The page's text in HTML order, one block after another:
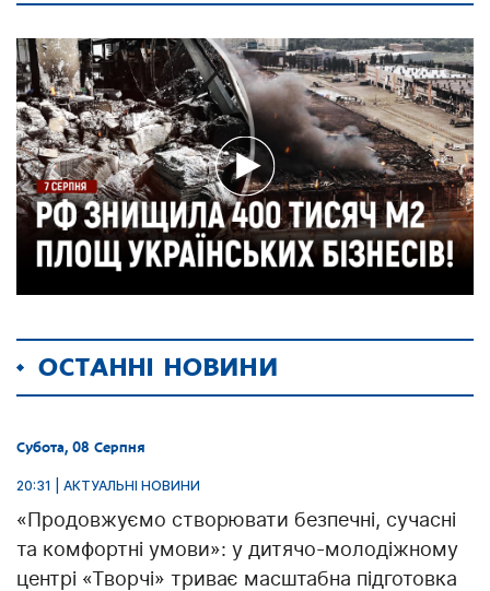
ОСТАННІ НОВИНИ
Субота, 08 Серпня
20:31 | АКТУАЛЬНІ НОВИНИ
«Продовжуємо створювати безпечні, сучасні
та комфортні умови»: у дитячо-молодіжному
центрі «Творчі» триває масштабна підготовка